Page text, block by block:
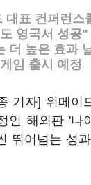
대표 컨퍼런스
영국서 성공"
더 높은 효과
임 출시 예정
기자] 위메이
인 해외판 '나
뛰어넘는 성